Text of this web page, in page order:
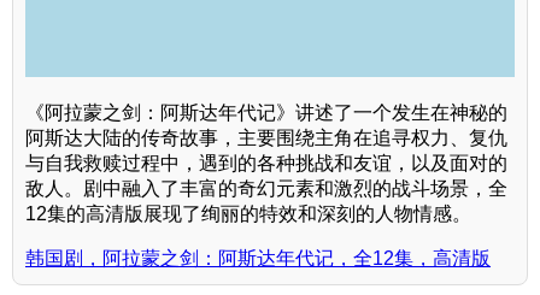
《阿拉蒙之剑：阿斯达年代记》讲述了一个发生在神秘的
阿斯达大陆的传奇故事，主要围绕主角在追寻权力、复仇
与自我救赎过程中，遇到的各种挑战和友谊，以及面对的
敌人。剧中融入了丰富的奇幻元素和激烈的战斗场景，全
12集的高清版展现了绚丽的特效和深刻的人物情感。
韩国剧，阿拉蒙之剑：阿斯达年代记，全12集，高清版